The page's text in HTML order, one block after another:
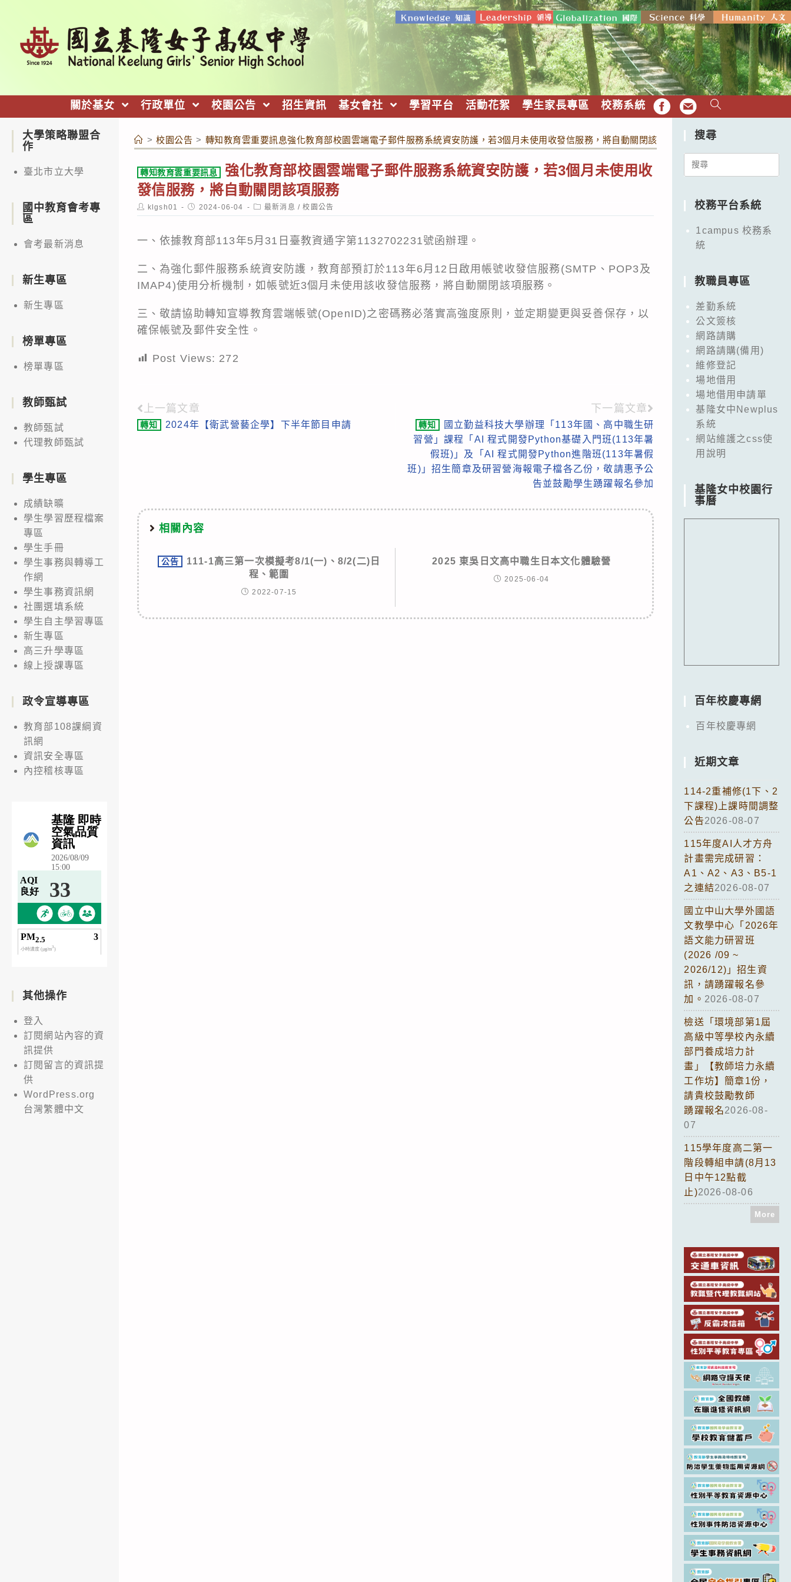
關於基女 行政單位 校園公告 招生資訊 基女會社 學習平台 活動花絮 學生家長專區 校務系統 FB EMAIL
> 校園公告 > 轉知教育雲重要訊息強化教育部校園雲端電子郵件服務系統資安防護，若3個月未使用收發信服務，將自動關閉該項服務
轉知教育雲重要訊息
強化教育部校園雲端電子郵件服務系統資安防護，若3個月未使用收
發信服務，將自動關閉該項服務
Post
author:
klgsh01
Post
published:
2024-06-04
Post
category:
最新消息 / 校園公告
一、依據教育部113年5月31日臺教資通字第1132702231號函辦理。
二、為強化郵件服務系統資安防護，教育部預訂於113年6月12日啟用帳號收發信服務(SMTP、POP3及
IMAP4)使用分析機制，如帳號近3個月未使用該收發信服務，將自動關閉該項服務。
三、敬請協助轉知宣導教育雲端帳號(OpenID)之密碼務必落實高強度原則，並定期變更與妥善保存，以
確保帳號及郵件安全性。
Post Views: 272
Read
more
上一篇文章
轉知 2024年【衛武營藝企學】下半年節目申請
下一篇文章
轉知
國立勤益科技大學辦理「113年國、高中職生研
習營」課程「AI 程式開發Python基礎入門班(113年暑
假班)」及「AI 程式開發Python進階班(113年暑假
班)」招生簡章及研習營海報電子檔各乙份，敬請惠予公
告並鼓勵學生踴躍報名參加
相關內容
公告
111-1高三第一次模擬考8/1(一)、8/2(二)日
程、範圍
2022-07-15
2025 東吳日文高中職生日本文化體驗營
2025-06-04
大學策略聯盟合
作
臺北市立大學
國中教育會考專
區
會考最新消息
新生專區
新生專區
榜單專區
榜單專區
教師甄試
教師甄試
代理教師甄試
學生專區
成績缺曠
學生學習歷程檔案
專區
學生手冊
學生事務與轉導工
作網
學生事務資訊網
社團選填系統
學生自主學習專區
新生專區
高三升學專區
線上授課專區
政令宣導專區
教育部108課綱資
訊網
資訊安全專區
內控稽核專區
其他操作
登入
訂閱網站內容的資
訊提供
訂閱留言的資訊提
供
WordPress.org
台灣繁體中文
搜尋
Search
校務平台系統
1campus 校務系
統
教職員專區
差勤系統
公文簽核
網路請購
網路請購(備用)
維修登記
場地借用
場地借用申請單
基隆女中Newplus
系統
網站維護之css使
用說明
基隆女中校園行
事曆
百年校慶專網
百年校慶專網
近期文章
114-2重補修(1下、2
下課程)上課時間調整
公告2026-08-07
115年度AI人才方舟
計畫需完成研習：
A1、A2、A3、B5-1
之連結2026-08-07
國立中山大學外國語
文教學中心「2026年
語文能力研習班
(2026 /09 ~
2026/12)」招生資
訊，請踴躍報名參
加。 2026-08-07
檢送「環境部第1屆
高級中等學校內永續
部門養成培力計
畫」【教師培力永續
工作坊】簡章1份，
請貴校鼓勵教師
踴躍報名2026-08-
07
115學年度高二第一
階段轉組申請(8月13
日中午12點截
止)2026-08-06
More